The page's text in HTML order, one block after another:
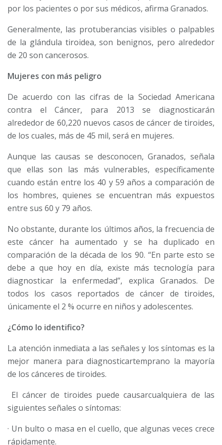
por los pacientes o por sus médicos, afirma Granados.
Generalmente, las protuberancias visibles o palpables
de la glándula tiroidea, son benignos, pero alrededor
de 20 son cancerosos.
Mujeres con más peligro
De acuerdo con las cifras de la Sociedad Americana
contra el Cáncer, para 2013 se diagnosticarán
alrededor de 60,220 nuevos casos de cáncer de tiroides,
de los cuales, más de 45 mil, será en mujeres.
Aunque las causas se desconocen, Granados, señala
que ellas son las más vulnerables, específicamente
cuando están entre los 40 y 59 años a comparación de
los hombres, quienes se encuentran más expuestos
entre sus 60 y 79 años.
No obstante, durante los últimos años, la frecuencia de
este cáncer ha aumentado y se ha duplicado en
comparación de la década de los 90. “En parte esto se
debe a que hoy en día, existe más tecnología para
diagnosticar la enfermedad”, explica Granados. De
todos los casos reportados de cáncer de tiroides,
únicamente el 2 % ocurre en niños y adolescentes.
¿Cómo lo identifico?
La atención inmediata a las señales y los síntomas es la
mejor manera para diagnosticartemprano la mayoría
de los cánceres de tiroides.
El cáncer de tiroides puede causarcualquiera de las
siguientes señales o síntomas:
· Un bulto o masa en el cuello, que algunas veces crece
rápidamente.